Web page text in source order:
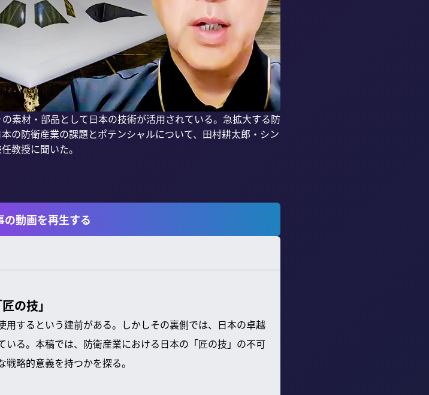
素材・部品として日本の技術が活用されている。急拡大する防
の防衛産業の課題とポテンシャルについて、田村耕太郎・シン
教授に聞いた。
の動画を再生する
の技」
するという建前がある。しかしその裏側では、日本の卓越
いる。本稿では、防衛産業における日本の「匠の技」の不可
略的意義を持つかを探る。